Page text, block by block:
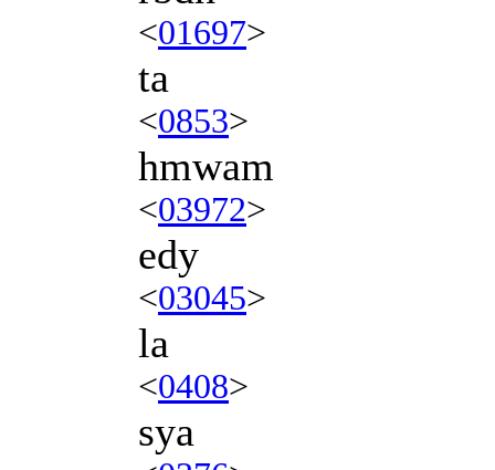
<01697>
ta
<0853>
hmwam
<03972>
edy
<03045>
la
<0408>
sya